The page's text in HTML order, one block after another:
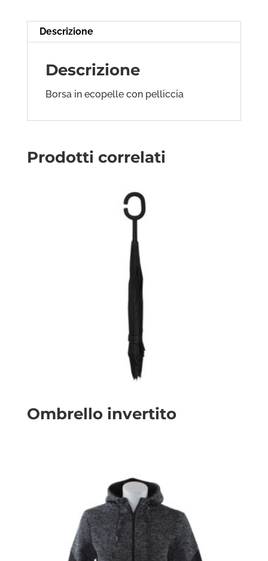
Descrizione
Descrizione
Borsa in ecopelle con pelliccia
Prodotti correlati
Ombrello invertito